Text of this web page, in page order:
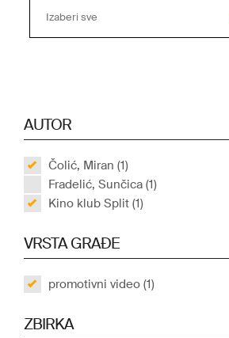
Izaberi sve
AUTOR
Čolić, Miran (1)
Fradelić, Sunčica (1)
Kino klub Split (1)
VRSTA GRAĐE
promotivni video (1)
ZBIRKA